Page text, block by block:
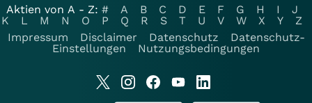
Aktien von A - Z: # A B C D E F G H I
J
K
L M N O P Q R S T U V W X Y
Z
Impressum
Disclaimer Datenschutz
Datenschutz-
Einstellungen
Nutzungsbedingungen